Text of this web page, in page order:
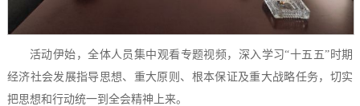
活动伊始，全体人员集中观看专题视频，深入学习“十五五”时期
经济社会发展指导思想、重大原则、根本保证及重大战略任务，切实
把思想和行动统一到全会精神上来。